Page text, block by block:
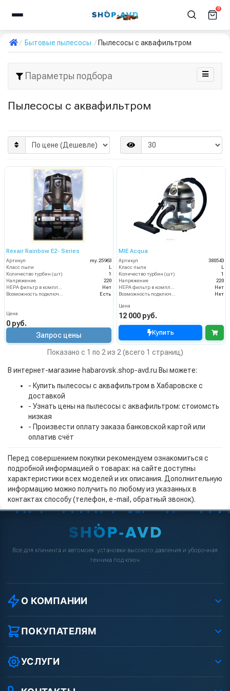
0
Бытовые пылесосы Пылесосы с аквафильтром
Параметры подбора
Пылесосы с аквафильтром
Rexair Rainbow E2- Series
Артикул
my.25963
Класс пыли
Количество турбин (шт)
1
Напряжение
220
Нет
Есть
Цена
0 руб.
Запрос цены
MIE Acqua
Артикул
380543
Класс пыли
Количество турбин (шт)
1
Напряжение
220
Нет
Нет
Цена
12 000 руб.
Купить
Показано с 1 по 2 из 2 (всего 1 страниц)
В интернет-магазине habarovsk.shop-avd.ru Вы можете:
- Купить пылесосы с аквафильтром в Хабаровске с
доставкой
- Узнать цены на пылесосы с аквафильтром: стоиомсть
низкая
- Произвести оплату заказа банковской картой или
оплатив счёт
Перед совершением покупки рекомендуем ознакомиться с
подробной информацией о товарах: на сайте доступны
характеристики всех моделей и их описания. Дополнительную
информацию можно получить по любому из указанных в
контактах способу (телефон, e-mail, обратный звонок).
Всё для клининга и автомоек: установки высокого давления и уборочная
техника под ключ.
О КОМПАНИИ
О компании
Реквизиты ООО «Шоп АВД»
Защита данных клиента
Условия соглашения
Вакансии
ПОКУПАТЕЛЯМ
Как заказать?
Оплата
Доставка
УСЛУГИ
Ремонт АВД
Сертификаты